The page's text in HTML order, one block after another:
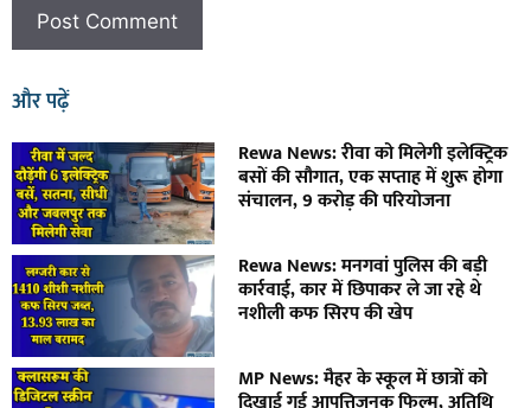
और पढ़ें
Rewa News: रीवा को मिलेगी इलेक्ट्रिक
बसों की सौगात, एक सप्ताह में शुरू होगा
संचालन, 9 करोड़ की परियोजना
Rewa News: मनगवां पुलिस की बड़ी
कार्रवाई, कार में छिपाकर ले जा रहे थे
नशीली कफ सिरप की खेप
MP News: मैहर के स्कूल में छात्रों को